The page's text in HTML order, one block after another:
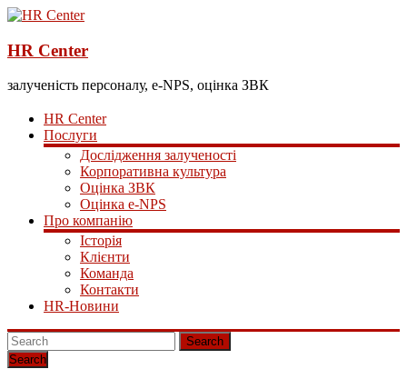
HR Center
залученість персоналу, e-NPS, оцінка ЗВК
HR Center
Послуги
Дослідження залученості
Корпоративна культура
Оцінка ЗВК
Оцінка e-NPS
Про компанію
Історія
Клієнти
Команда
Контакти
HR-Новини
Search